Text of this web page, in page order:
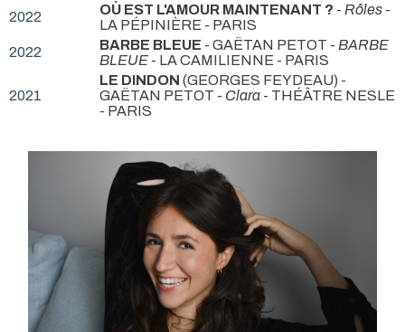
2022
OÙ EST L'AMOUR MAINTENANT ? - Rôles -
LA PÉPINIÈRE - PARIS
2022
BARBE BLEUE - GAËTAN PETOT - BARBE
BLEUE - LA CAMILIENNE - PARIS
2021
LE DINDON (GEORGES FEYDEAU) -
GAËTAN PETOT - Clara - THÉÂTRE NESLE
- PARIS